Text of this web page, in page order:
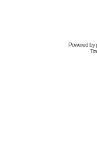
Powered by